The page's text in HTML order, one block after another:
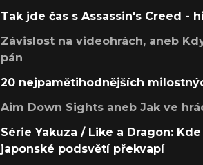
Tak jde čas s Assassin's Creed -
Závislost na videohrách, aneb
pán
20 nejpamětihodnějších
Aim Down Sights aneb Jak ve
Série Yakuza / Like a Dragon:
japonské podsvětí překvapí